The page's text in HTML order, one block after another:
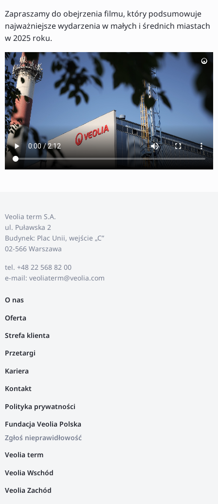
Zapraszamy do obejrzenia filmu, który podsumowuje
najważniejsze wydarzenia w małych i średnich miastach
w 2025 roku.
Veolia term S.A.
ul. Puławska 2
Budynek: Plac Unii, wejście „C”
02-566 Warszawa
tel. +48 22 568 82 00
e-mail: veoliaterm@veolia.com
O nas
Oferta
Strefa klienta
Przetargi
Kariera
Kontakt
Polityka prywatności
Fundacja Veolia Polska
Zgłoś nieprawidłowość
Veolia term
Veolia Wschód
Veolia Zachód